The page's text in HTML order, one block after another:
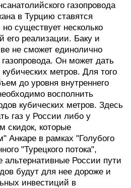
газопровода
в Турцию ставятся
существует несколько
его реализации. Баку и
не сможет единолично
Он может дать
метров. Для того
до уровня внутреннего
восполнить
кубических метров. Здесь
газ у России либо у
скидок, которые
Анкаре в рамках "Голубого
"Турецкого потока",
альтернативные России пути
будут для нее дороже и
инвестиций в